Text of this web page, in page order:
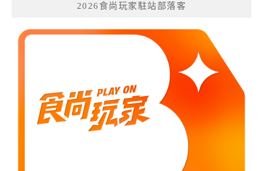
2026食尚玩家駐站部落客